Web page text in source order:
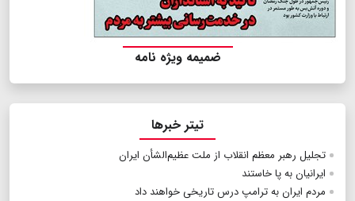
ضمیمه ویژه نامه
تیتر خبرها
تجلیل رهبر معظم انقلاب از ملت عظیم‌الشأن ایران
ایرانیان به پا خاستند
مردم ایران به ترامپ درس تاریخی خواهند داد